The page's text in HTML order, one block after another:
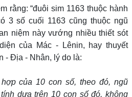
rằng: “đuôi sim 1163 thuộc hành
3 số cuối 1163 cũng thuộc ngũ
niệm này vướng nhiều thiết sót
của Mác - Lênin, hay thuyết
- Địa - Nhân, lý do là:
của 10 con số, theo đó, ngũ
dựa trên 10 con số đó, không